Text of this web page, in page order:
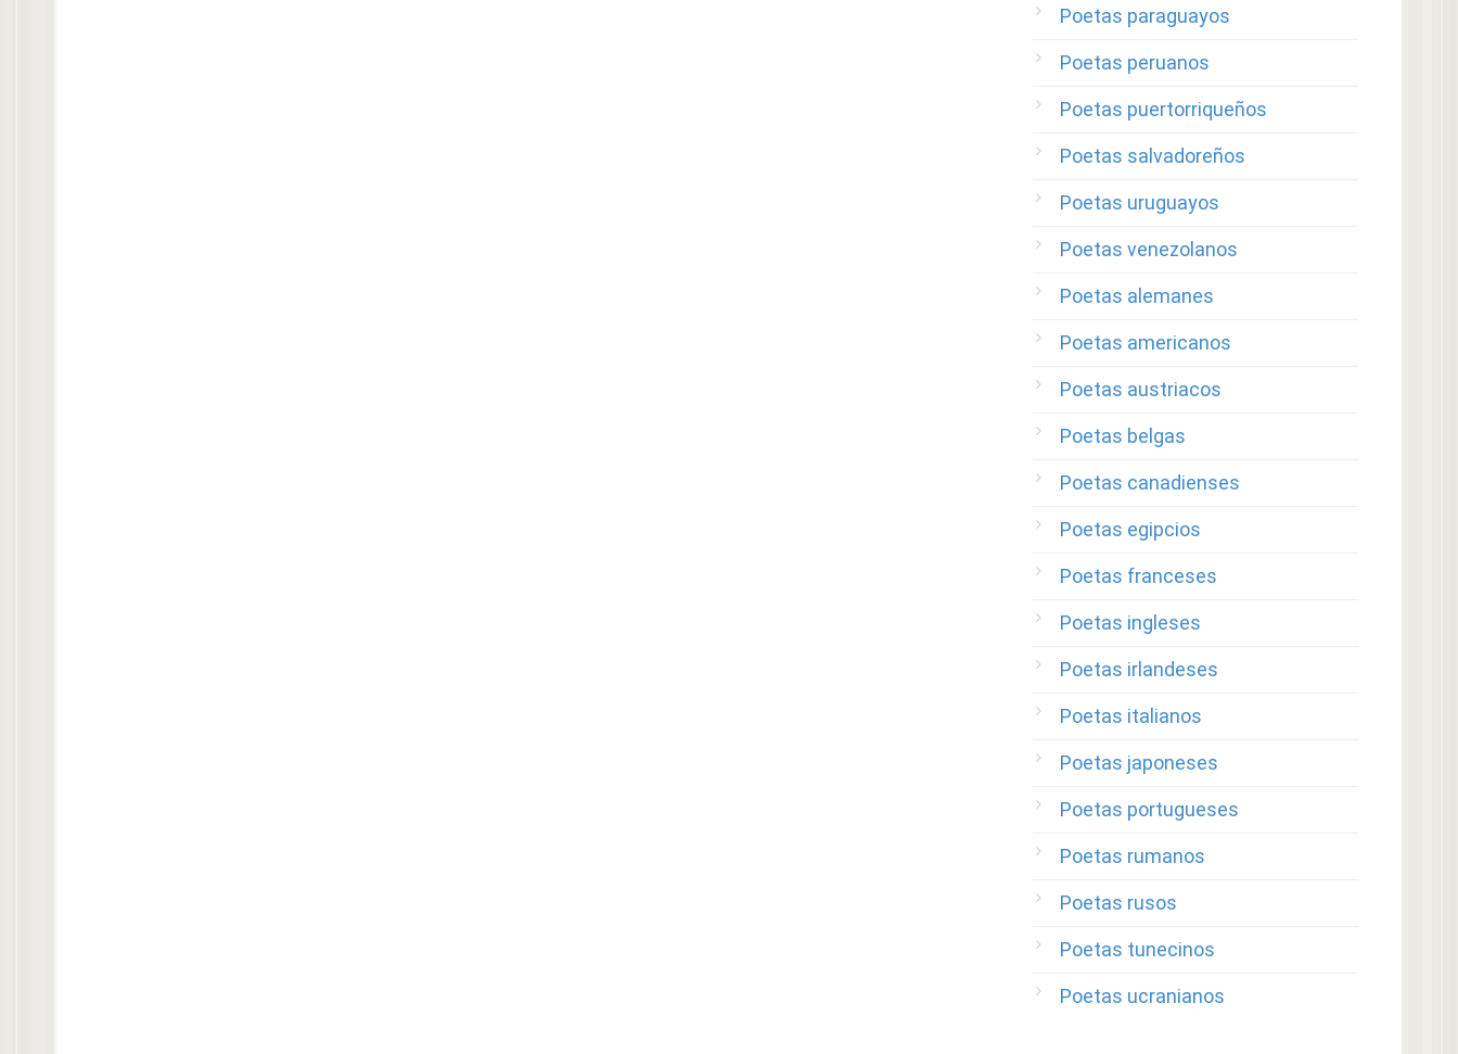
Poetas paraguayos
Poetas peruanos
Poetas puertorriqueños
Poetas salvadoreños
Poetas uruguayos
Poetas venezolanos
Poetas alemanes
Poetas americanos
Poetas austriacos
Poetas belgas
Poetas canadienses
Poetas egipcios
Poetas franceses
Poetas ingleses
Poetas irlandeses
Poetas italianos
Poetas japoneses
Poetas portugueses
Poetas rumanos
Poetas rusos
Poetas tunecinos
Poetas ucranianos